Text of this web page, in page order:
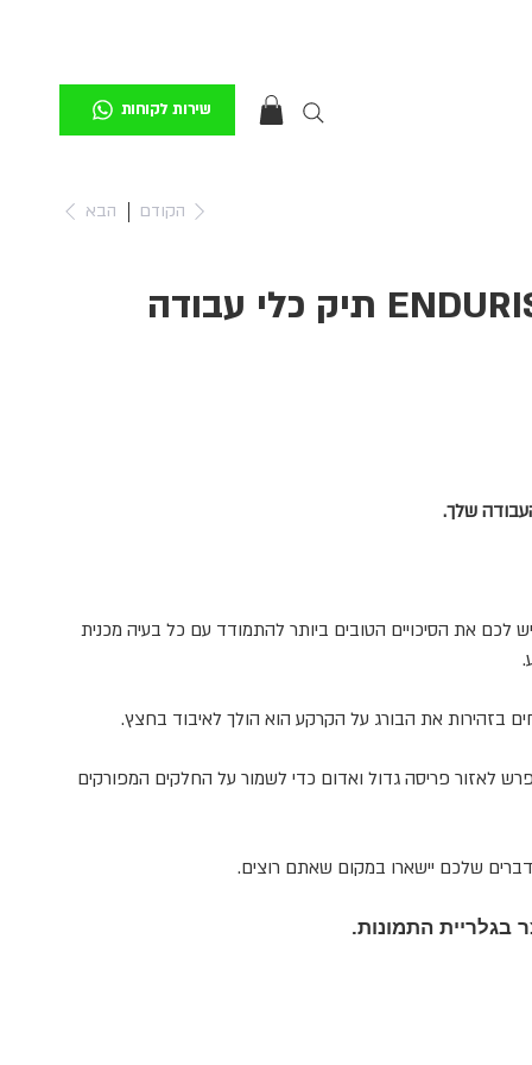
שירות לקוחות
הקודם הבא
ENDURISTAN TOOL PACK תיק כלי עבודה
לכם את הסיכויים הטובים ביותר להתמודד עם כל בעיה מכנית
בזהירות את הבורג על הקרקע הוא הולך לאיבוד בחצץ.
לאזור פריסה גדול ואדום כדי לשמור על החלקים המפורקים
שלכם יישארו במקום שאתם רוצים.
בגלריית התמונות.